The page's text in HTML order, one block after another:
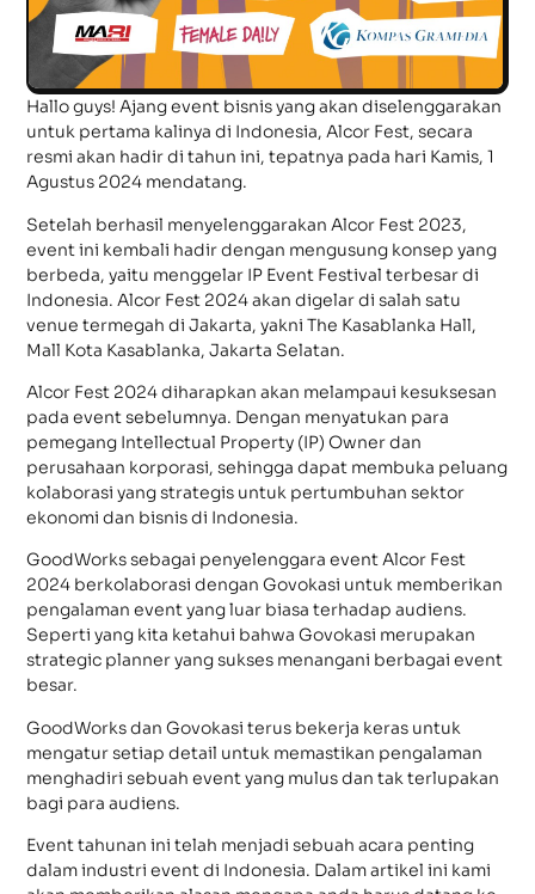
Hallo guys! Ajang event bisnis yang akan diselenggarakan
untuk pertama kalinya di Indonesia, Alcor Fest, secara
resmi akan hadir di tahun ini, tepatnya pada hari Kamis, 1
Agustus 2024 mendatang.
Setelah berhasil menyelenggarakan Alcor Fest 2023,
event ini kembali hadir dengan mengusung konsep yang
berbeda, yaitu menggelar IP Event Festival terbesar di
Indonesia. Alcor Fest 2024 akan digelar di salah satu
venue termegah di Jakarta, yakni The Kasablanka Hall,
Mall Kota Kasablanka, Jakarta Selatan.
Alcor Fest 2024 diharapkan akan melampaui kesuksesan
pada event sebelumnya. Dengan menyatukan para
pemegang Intellectual Property (IP) Owner dan
perusahaan korporasi, sehingga dapat membuka peluang
kolaborasi yang strategis untuk pertumbuhan sektor
ekonomi dan bisnis di Indonesia.
GoodWorks sebagai penyelenggara event Alcor Fest
2024 berkolaborasi dengan Govokasi untuk memberikan
pengalaman event yang luar biasa terhadap audiens.
Seperti yang kita ketahui bahwa Govokasi merupakan
strategic planner yang sukses menangani berbagai event
besar.
GoodWorks dan Govokasi terus bekerja keras untuk
mengatur setiap detail untuk memastikan pengalaman
menghadiri sebuah event yang mulus dan tak terlupakan
bagi para audiens.
Event tahunan ini telah menjadi sebuah acara penting
dalam industri event di Indonesia. Dalam artikel ini kami